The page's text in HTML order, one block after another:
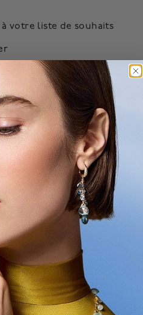
votre liste de souhaits
disponsible avec
.*
Ajouter au
panier
bénéficient d'une politique de retour de